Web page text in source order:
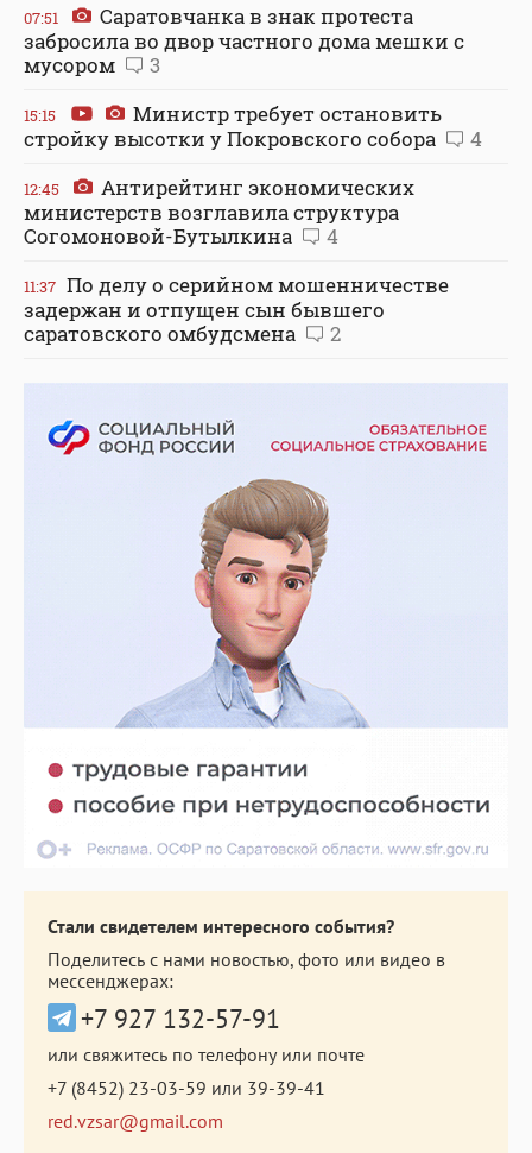
07:51
Саратовчанка в знак протеста
забросила во двор частного дома мешки с
мусором
3
15:15
Министр требует остановить
стройку высотки у Покровского собора
4
12:45
Антирейтинг экономических
министерств возглавила структура
Согомоновой-Бутылкина
4
11:37 По делу о серийном мошенничестве
задержан и отпущен сын бывшего
саратовского омбудсмена
2
Стали свидетелем интересного события?
Поделитесь с нами новостью, фото или видео в
мессенджерах:
+7 927 132-57-91
или свяжитесь по телефону или почте
+7 (8452) 23-03-59 или 39-39-41
red.vzsar@gmail.com